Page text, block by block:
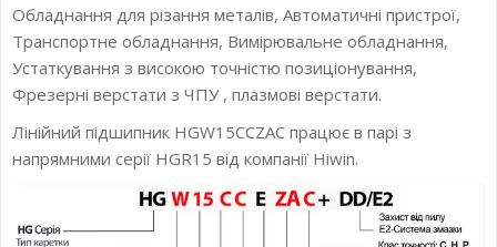
Обладнання для різання металів, Автоматичні пристрої,
Транспортне обладнання, Вимірювальне обладнання,
Устаткування з високою точністю позиціонування,
Фрезерні верстати з ЧПУ , плазмові верстати.
Лінійний підшипник HGW15CCZAC працює в парі з
напрямними серії HGR15 від компанії Hiwin.